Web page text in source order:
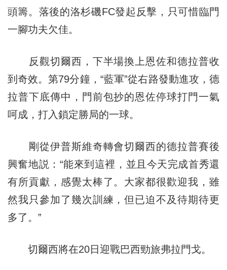
頭籌。落後的洛杉磯FC發起反擊，只可惜臨門
一腳功夫欠佳。
反觀切爾西，下半場換上恩佐和德拉普收
到奇效。第79分鐘，“藍軍”從右路發動進攻，德
拉普下底傳中，門前包抄的恩佐停球打門一氣
呵成，打入鎖定勝局的一球。
剛從伊普斯維奇轉會切爾西的德拉普賽後
興奮地説：“能來到這裡，並且今天完成首秀還
有所貢獻，感覺太棒了。大家都很歡迎我，雖
然我只參加了幾次訓練，但已迫不及待期待更
多了。”
切爾西將在20日迎戰巴西勁旅弗拉門戈。